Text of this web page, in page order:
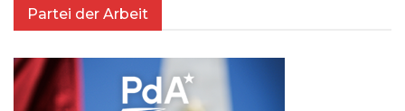
Partei der Arbeit